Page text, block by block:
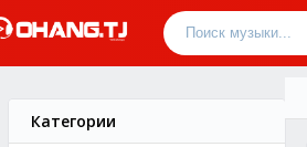
Категории